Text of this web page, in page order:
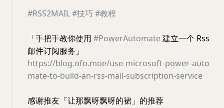
#RSS2MAIL#技巧 #教程
「手把手教你使用 #PowerAutomate建立一个 Rss
邮件订阅服务」
https://blog.ofo.moe/use-microsoft-power-auto
mate-to-build-an-rss-mail-subscription-service
感谢推友「让那飘呀飘呀的裙」的推荐